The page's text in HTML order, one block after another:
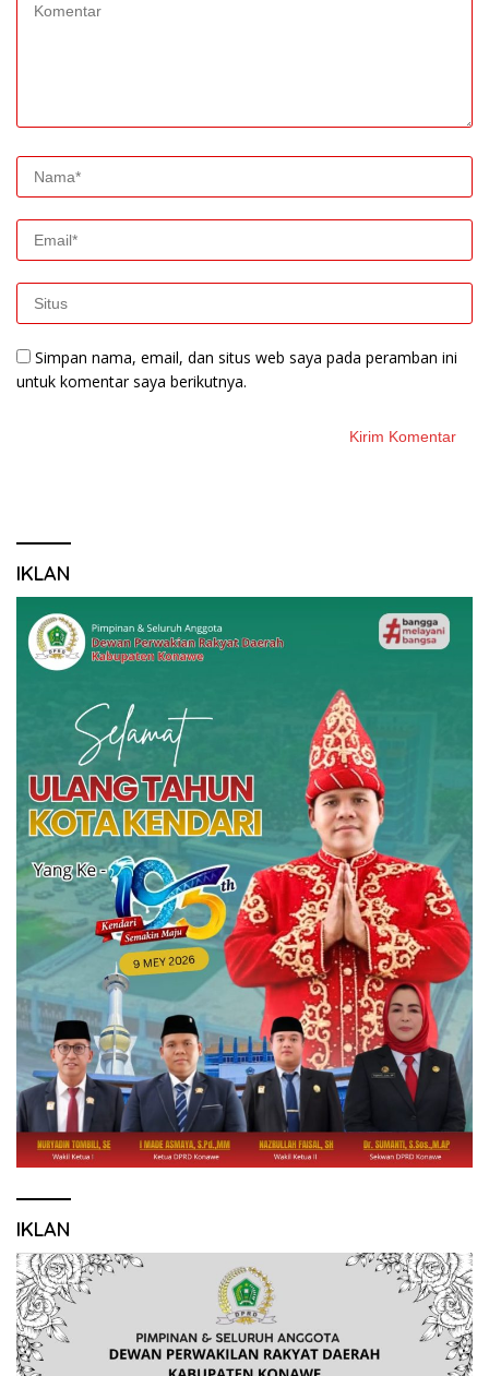
Simpan nama, email, dan situs web saya pada peramban ini
untuk komentar saya berikutnya.
IKLAN
IKLAN